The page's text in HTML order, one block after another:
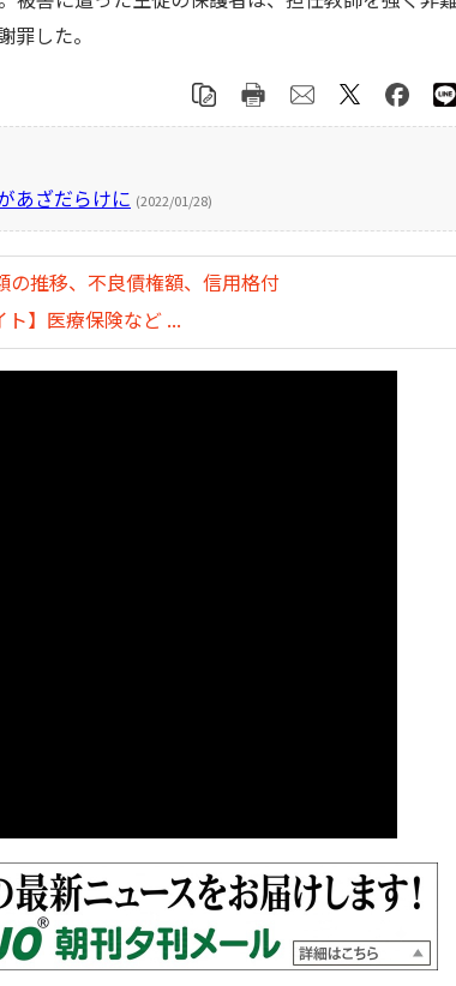
した。
あざだらけに (2022/01/28)
の推移、不良債権額、信用格付
】医療保険など ...